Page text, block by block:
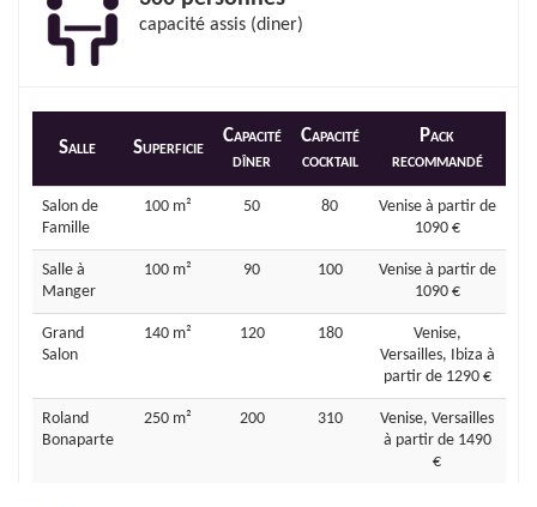
capacité assis (diner)
Salle Superficie
Capacité
dîner
Capacité
cocktail
Pack
recommandé
Salon de
Famille
100 m² 50 80
Venise à partir de
1090 €
Salle à
Manger
100 m² 90 100
Venise à partir de
1090 €
Grand
Salon
140 m² 120 180
Venise,
Versailles, Ibiza à
partir de 1290 €
Roland
Bonaparte
250 m² 200 310
Venise, Versailles
à partir de 1490
€